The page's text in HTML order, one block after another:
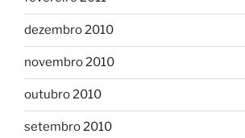
dezembro 2010
novembro 2010
outubro 2010
setembro 2010